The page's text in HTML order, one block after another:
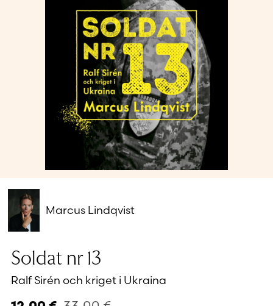
Glömt ditt lösenord?
Har du inget konto?
Skapa nytt konto
Marcus Lindqvist
Soldat nr 13
Ralf Sirén och kriget i Ukraina